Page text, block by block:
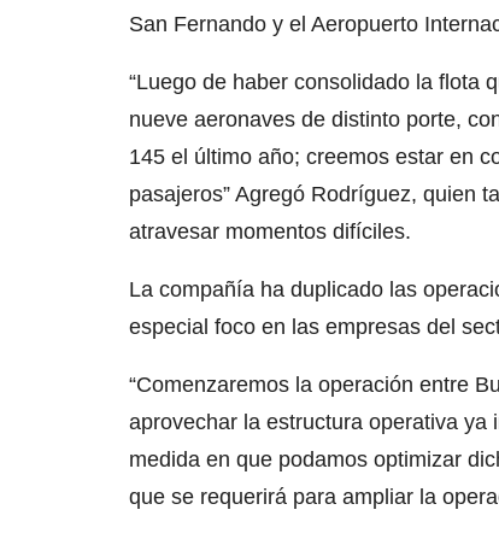
San Fernando y el Aeropuerto
“Luego de haber consolidado la flota
nueve aeronaves de distinto porte,
145 el último año; creemos estar en
pasajeros” Agregó Rodríguez, quien
atravesar momentos difíciles.
La compañía ha duplicado las
especial foco en las empresas del
“Comenzaremos la operación entre
aprovechar la estructura operativa
medida en que podamos optimizar
que se requerirá para ampliar la